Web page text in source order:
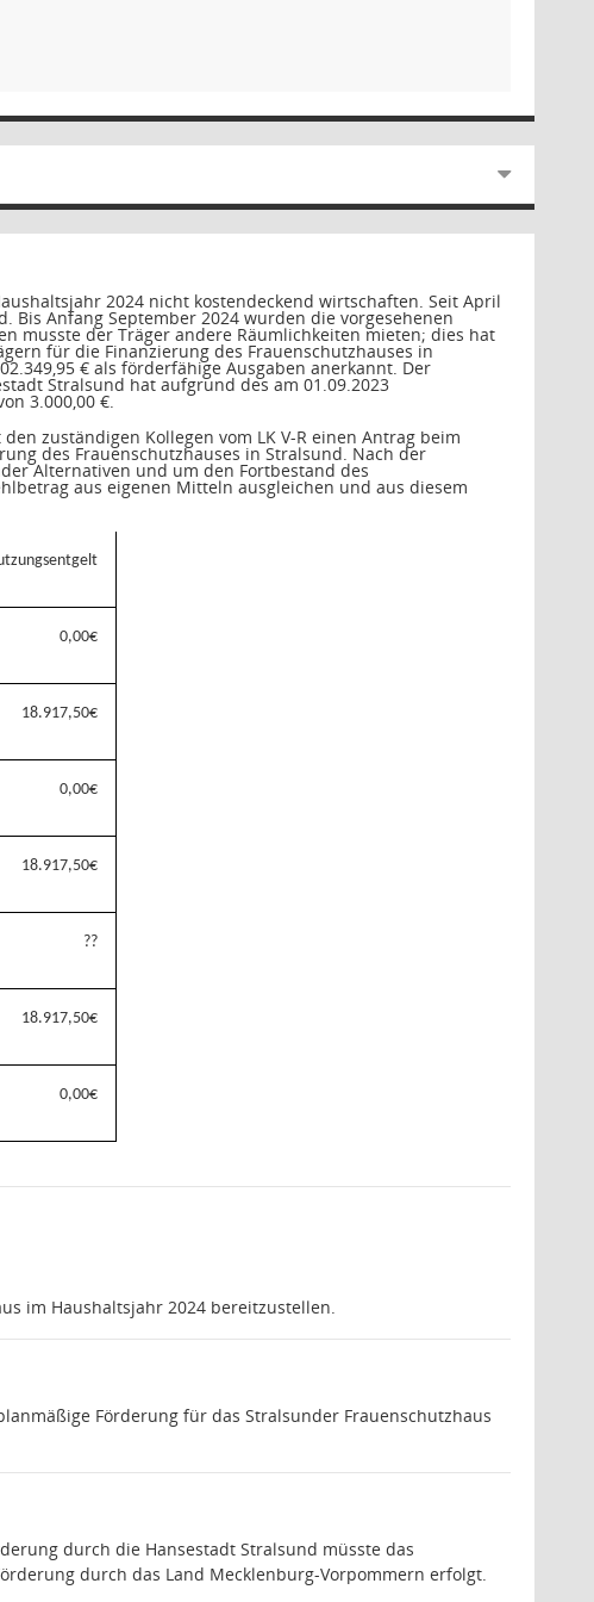
2024 nicht kostendeckend wirtschaften. Seit April
Bis Anfang September 2024 wurden die vorgesehenen
musste der Träger andere Räumlichkeiten mieten; dies hat
für die Finanzierung des Frauenschutzhauses in
€ als förderfähige Ausgaben anerkannt. Der
Stralsund hat aufgrund des am 01.09.2023
3.000,00 €.
zuständigen Kollegen vom LK V-R einen Antrag beim
des Frauenschutzhauses in Stralsund. Nach der
Alternativen und um den Fortbestand des
aus eigenen Mitteln ausgleichen und aus diesem
0,00€
18.917,50€
0,00€
18.917,50€
??
18.917,50€
0,00€
im Haushaltsjahr 2024 bereitzustellen.
Förderung für das Stralsunder Frauenschutzhaus
durch die Hansestadt Stralsund müsste das
durch das Land Mecklenburg-Vorpommern erfolgt.